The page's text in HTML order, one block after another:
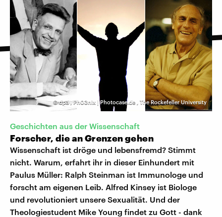
©dpa,Ph03nix | Photocase.de The Rockefeller University
Geschichten aus der Wissenschaft
Forscher, die an Grenzen gehen
Wissenschaft ist dröge und lebensfremd? Stimmt
nicht. Warum, erfahrt ihr in dieser Einhundert mit
Paulus Müller: Ralph Steinman ist Immunologe und
forscht am eigenen Leib. Alfred Kinsey ist Biologe
und revolutioniert unsere Sexualität. Und der
Theologiestudent Mike Young findet zu Gott - dank